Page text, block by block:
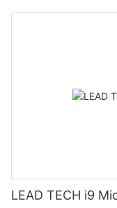
LEAD TECH i9